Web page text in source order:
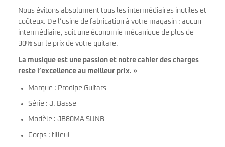
Nous évitons absolument tous les intermédiaires inutiles et
coûteux. De l’usine de fabrication à votre magasin : aucun
intermédiaire, soit une économie mécanique de plus de
30% sur le prix de votre guitare.
La musique est une passion et notre cahier des charges
reste l’excellence au meilleur prix. »
Marque : Prodipe Guitars
Série : J. Basse
Modèle : JB80MA SUNB
Corps : tilleul